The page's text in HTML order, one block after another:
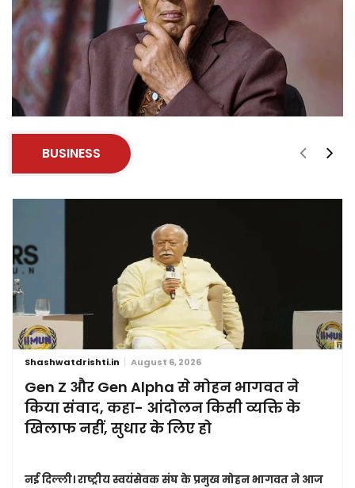
BUSINESS
Shashwatdrishti.in August 6, 2026
Gen Z और Gen Alpha से मोहन भागवत ने
किया संवाद, कहा- आंदोलन किसी व्यक्ति के
खिलाफ नहीं, सुधार के लिए हो
नई दिल्ली।राष्ट्रीय स्वयंसेवक संघ के प्रमुख मोहन भागवत ने आज